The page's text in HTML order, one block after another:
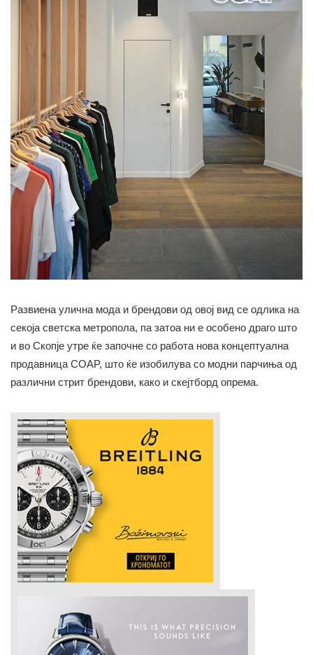
Развиена улична мода и брендови од овој вид се одлика на
секоја светска метропола, па затоа ни е особено драго што
и во Скопјe утре ќе започне со работа нова концептуална
продавница COAP, што ќе изобилува со модни парчиња од
различни стрит брендови, како и скејтборд опрема.